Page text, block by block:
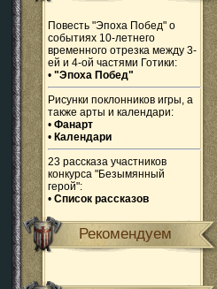
Повесть "Эпоха Побед" о
событиях 10-летнего
временного отрезка между 3-
ей и 4-ой частями Готики:
• "Эпоха Побед"
Рисунки поклонников игры, а
также арты и календари:
• Фанарт
• Календари
23 рассказа участников
конкурса "Безымянный
герой":
• Список рассказов
Рекомендуем